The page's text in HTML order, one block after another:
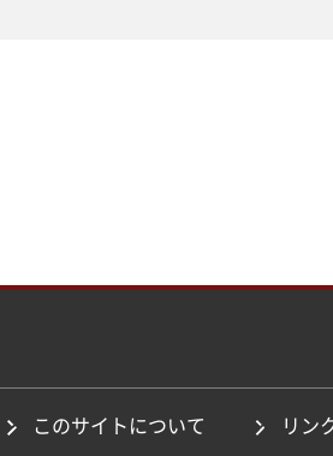
このサイトについて リン